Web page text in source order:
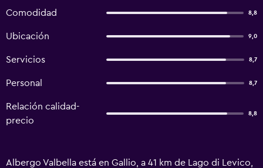
Comodidad 8,8
Ubicación 9,0
Servicios 8,7
Personal 8,7
Relación calidad-
precio
8,8
Albergo Valbella está en Gallio, a 41 km de Lago di Levico,